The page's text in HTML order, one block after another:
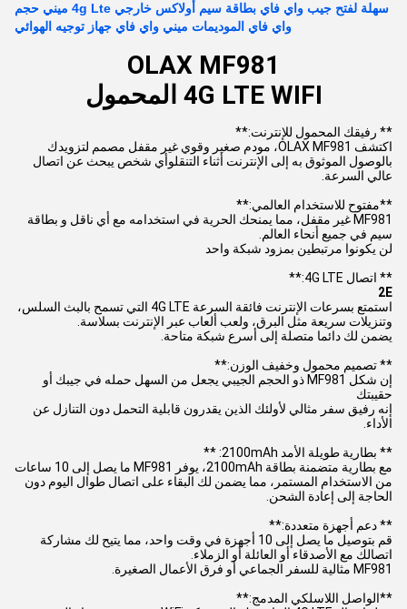
سهلة لفتح جيب واي فاي بطاقة سيم أولاكس خارجي 4g Lte ميني حجم
واي فاي الموديمات ميني واي فاي جهاز توجيه الهوائي
OLAX MF981
4G LTE WIFI المحمول
** رفيقك المحمول للإنترنت:**
اكتشف OLAX MF981، مودم صغير وقوي غير مقفل مصمم لتزويدك
بالوصول الموثوق به إلى الإنترنت أثناء التنقلوأي شخص يبحث عن اتصال
عالي السرعة.
**مفتوح للاستخدام العالمي:**
MF981 غير مقفل، مما يمنحك الحرية في استخدامه مع أي ناقل و بطاقة
سيم في جميع أنحاء العالم.
لن يكونوا مرتبطين بمزود شبكة واحد
** اتصال 4G LTE:**
2E
استمتع بسرعات الإنترنت فائقة السرعة 4G LTE التي تسمح بالبث السلس،
وتنزيلات سريعة مثل البرق، ولعب ألعاب عبر الإنترنت بسلاسة.
يضمن لك دائما متصلة إلى أسرع شبكة متاحة.
** تصميم محمول وخفيف الوزن:**
إن شكل MF981 ذو الحجم الجيبي يجعل من السهل حمله في جيبك أو
حقيبتك
إنه رفيق سفر مثالي لأولئك الذين يقدرون قابلية التحمل دون التنازل عن
الأداء.
** بطارية طويلة الأمد 2100mAh: **
مع بطارية متضمنة بطاقة 2100mAh، يوفر MF981 ما يصل إلى 10 ساعات
من الاستخدام المستمر، مما يضمن لك البقاء على اتصال طوال اليوم دون
الحاجة إلى إعادة الشحن.
** دعم أجهزة متعددة:**
قم بتوصيل ما يصل إلى 10 أجهزة في وقت واحد، مما يتيح لك مشاركة
اتصالك مع الأصدقاء أو العائلة أو الزملاء.
MF981 مثالية للسفر الجماعي أو فرق الأعمال الصغيرة.
**الواصل اللاسلكي المدمج:**